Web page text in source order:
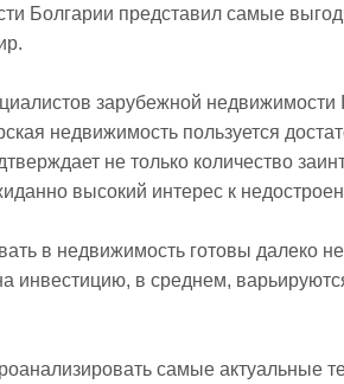
Болгарии представил самые
зарубежной недвижимости
недвижимость пользуется
не только количество
высокий интерес к
в недвижимость готовы далеко
инвестицию, в среднем,
самые актуальные